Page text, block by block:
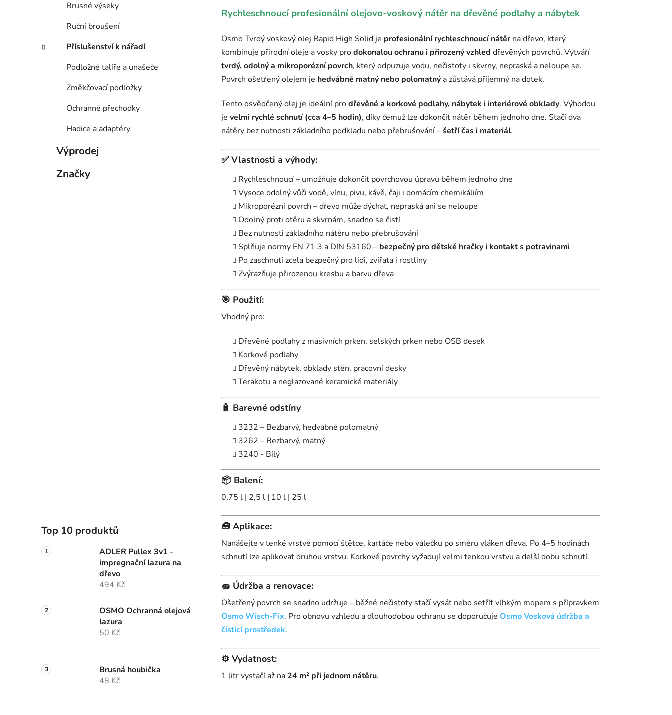
Brusné výseky
Ruční broušení
Příslušenství k nářadí
Podložné talíře a unašeče
Změkčovací podložky
Ochranné přechodky
Hadice a adaptéry
Výprodej
Značky
Top 10 produktů
ADLER Pullex 3v1 -
impregnační lazura na
dřevo
494 Kč
OSMO Ochranná olejová
lazura
50 Kč
Brusná houbička
48 Kč
Rychleschnoucí profesionální olejovo-voskový nátěr na dřevěné podlahy a nábytek
Osmo Tvrdý voskový olej Rapid High Solid je profesionální rychleschnoucí nátěr na dřevo, který
kombinuje přírodní oleje a vosky prodokonalou ochranu i přirozený vzhled dřevěných povrchů. Vytváří
tvrdý, odolný a mikroporézní povrch, který odpuzuje vodu, nečistoty i skvrny, nepraská a neloupe se.
Povrch ošetřený olejem je hedvábně matný nebo polomatný a zůstává příjemný na dotek.
Tento osvědčený olej je ideální prodřevěné a korkové podlahy, nábytek i interiérové obklady. Výhodou
je velmi rychlé schnutí (cca 4–5 hodin), díky čemuž lze dokončit nátěr během jednoho dne. Stačí dva
nátěry bez nutnosti základního podkladu nebo přebrušování –šetří čas i materiál.
✅Vlastnosti a výhody:
Rychleschnoucí – umožňuje dokončit povrchovou úpravu během jednoho dne
Vysoce odolný vůči vodě, vínu, pivu, kávě, čaji i domácím chemikáliím
Mikroporézní povrch – dřevo může dýchat, nepraská ani se neloupe
Odolný proti otěru a skvrnám, snadno se čistí
Bez nutnosti základního nátěru nebo přebrušování
Splňuje normy EN 71.3 a DIN 53160 – bezpečný pro dětské hračky i kontakt s potravinami
Po zaschnutí zcela bezpečný pro lidi, zvířata i rostliny
Zvýrazňuje přirozenou kresbu a barvu dřeva
🎯 Použití:
Vhodný pro:
Dřevěné podlahy z masivních prken, selských prken nebo OSB desek
Korkové podlahy
Dřevěný nábytek, obklady stěn, pracovní desky
Terakotu a neglazované keramické materiály
🧴 Barevné odstíny
3232 – Bezbarvý, hedvábně polomatný
3262 – Bezbarvý, matný
3240 - Bílý
📦 Balení:
0,75 l | 2,5 l | 10 l | 25 l
🧰 Aplikace:
Nanášejte v tenké vrstvě pomocí štětce, kartáče nebo válečku po směru vláken dřeva. Po 4–5 hodinách
schnutí lze aplikovat druhou vrstvu. Korkové povrchy vyžadují velmi tenkou vrstvu a delší dobu schnutí.
🧽 Údržba a renovace:
Ošetřený povrch se snadno udržuje – běžné nečistoty stačí vysát nebo setřít vlhkým mopem s přípravkem
Osmo Wisch-Fix. Pro obnovu vzhledu a dlouhodobou ochranu se doporučuje Osmo Vosková údržba a
čisticí prostředek.
⚙️ Vydatnost:
1 litr vystačí až na 24 m² při jednom nátěru.